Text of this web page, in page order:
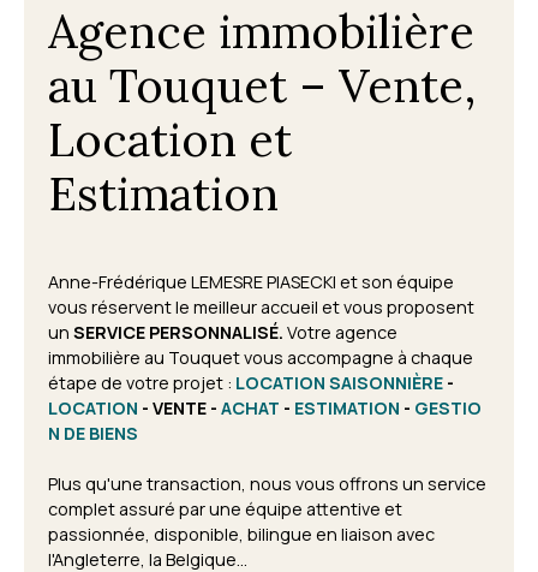
Agence immobilière
au Touquet – Vente,
Location et
Estimation
Anne-Frédérique LEMESRE PIASECKI et son équipe
vous réservent le meilleur accueil et vous proposent
un SERVICE PERSONNALISÉ. Votre agence
immobilière au Touquet vous accompagne à chaque
étape de votre projet : LOCATION SAISONNIÈRE -
LOCATION - VENTE - ACHAT - ESTIMATION - GESTIO
N DE BIENS
Plus qu'une transaction, nous vous offrons un service
complet assuré par une équipe attentive et
passionnée, disponible, bilingue en liaison avec
l'Angleterre, la Belgique...